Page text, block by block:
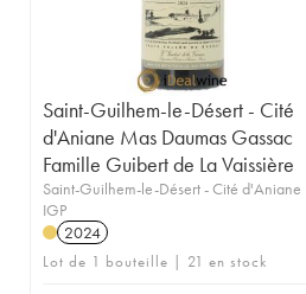
Saint-Guilhem-le-Désert - Cité
d'Aniane Mas Daumas Gassac
Famille Guibert de La Vaissière
Saint-Guilhem-le-Désert - Cité d'Aniane
IGP
2024
Lot de 1 bouteille | 21 en stock